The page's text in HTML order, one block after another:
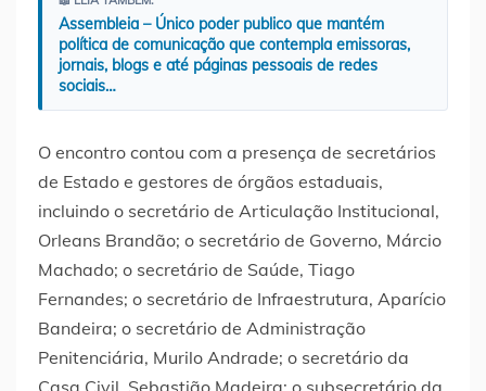
Assembleia – Único poder publico que mantém
política de comunicação que contempla emissoras,
jornais, blogs e até páginas pessoais de redes
sociais…
O encontro contou com a presença de secretários
de Estado e gestores de órgãos estaduais,
incluindo o secretário de Articulação Institucional,
Orleans Brandão; o secretário de Governo, Márcio
Machado; o secretário de Saúde, Tiago
Fernandes; o secretário de Infraestrutura, Aparício
Bandeira; o secretário de Administração
Penitenciária, Murilo Andrade; o secretário da